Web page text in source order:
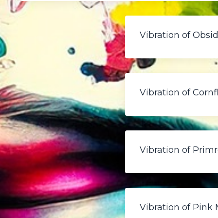
Vibration of
Vibration of
Vibration of
Vibration of Pink